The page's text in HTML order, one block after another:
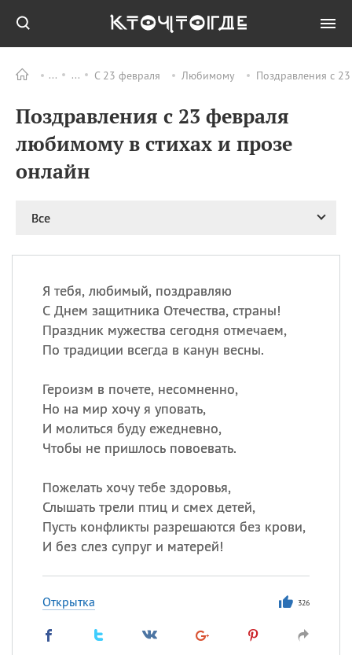
С 23 февраля Любимому Поздравления с
Поздравления с 23 февраля
любимому в стихах и прозе
онлайн
Все
Я тебя, любимый, поздравляю
С Днем защитника Отечества, страны!
Праздник мужества сегодня отмечаем,
По традиции всегда в канун весны.
Героизм в почете, несомненно,
Но на мир хочу я уповать,
И молиться буду ежедневно,
Чтобы не пришлось повоевать.
Пожелать хочу тебе здоровья,
Слышать трели птиц и смех детей,
Пусть конфликты разрешаются без крови,
И без слез супруг и матерей!
Открытка 326
ПРАЗДНИКИ Все
11.08
Рождество святителя
Николая Чудотворца
11.08 День «мусорной еды»
Военно‑воздушных сил
ИМЕНА
Акакий
Еще
Алена,Анастасия
Антонина,Еще
Посмотреть значение
происхождение